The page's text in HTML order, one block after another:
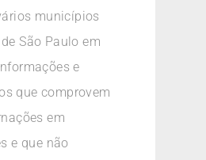
municípios
São Paulo em
e
que comprovem
em
e que não